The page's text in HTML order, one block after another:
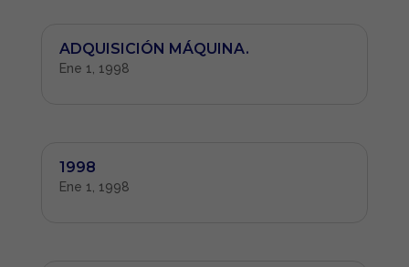
ADQUISICIÓN MÁQUINA.
Ene 1, 1998
1998
Ene 1, 1998